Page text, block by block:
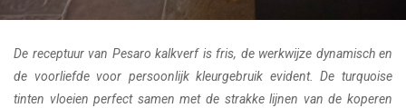
De receptuur van Pesaro kalkverf is fris, de werkwijze dynamisch en
de voorliefde voor persoonlijk kleurgebruik evident. De turquoise
tinten vloeien perfect samen met de strakke lijnen van de koperen